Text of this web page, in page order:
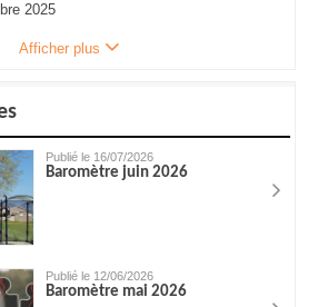
2025
Afficher plus
Publié le 16/07/2026
Baromètre juin 2026
Publié le 12/06/2026
Baromètre mai 2026